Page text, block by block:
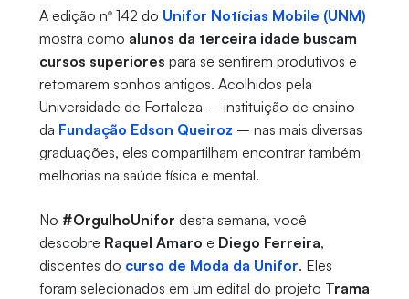
A edição nº 142 do Unifor Notícias Mobile (UNM)
mostra como alunos da terceira idade buscam
cursos superiores para se sentirem produtivos e
retomarem sonhos antigos. Acolhidos pela
Universidade de Fortaleza – instituição de ensino
da Fundação Edson Queiroz – nas mais diversas
graduações, eles compartilham encontrar também
melhorias na saúde física e mental.
No #OrgulhoUnifor desta semana, você
descobre Raquel Amaro e Diego Ferreira,
discentes do curso de Moda da Unifor. Eles
foram selecionados em um edital do projeto Trama